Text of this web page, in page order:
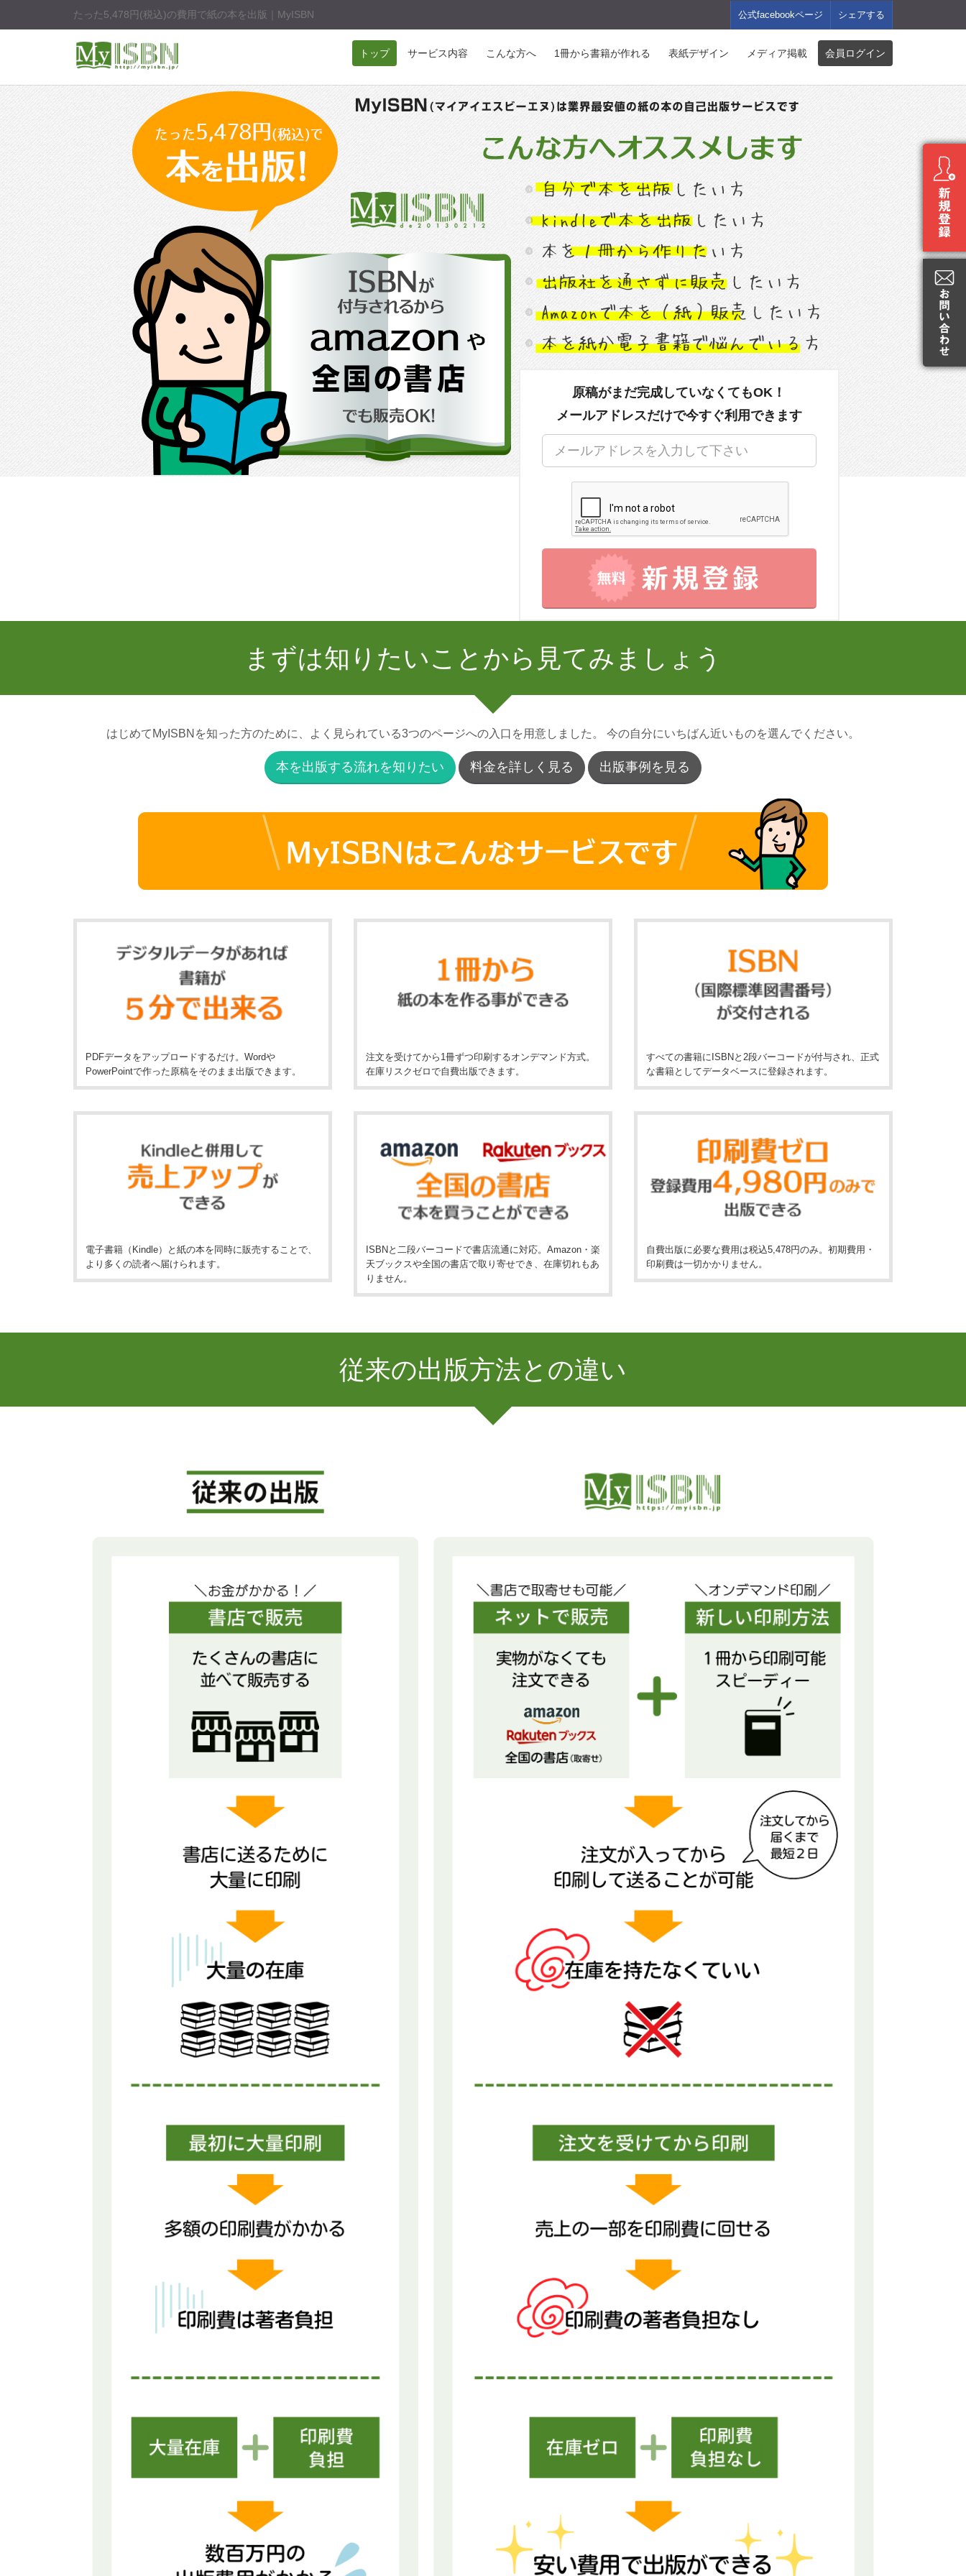
たった5,478円(税込)の費用で紙の本を出版｜MyISBN 公式facebookページ シェアする
トップ サービス内容 こんな方へ 1冊から書籍が作れる 表紙デザイン メディア掲載 会員ログイン
原稿がまだ完成していなくてもOK！
メールアドレスだけで今すぐ利用できます
まずは知りたいことから見てみましょう
はじめてMyISBNを知った方のために、よく見られている3つのページへの入口を用意しました。 今の自分にいちばん近いものを選んでください。
本を出版する流れを知りたい 料金を詳しく見る 出版事例を見る
PDFデータをアップロードするだけ。Wordや
PowerPointで作った原稿をそのまま出版できます。
注文を受けてから1冊ずつ印刷するオンデマンド方式。
在庫リスクゼロで自費出版できます。
すべての書籍にISBNと2段バーコードが付与され、正式
な書籍としてデータベースに登録されます。
電子書籍（Kindle）と紙の本を同時に販売することで、
より多くの読者へ届けられます。
ISBNと二段バーコードで書店流通に対応。Amazon・楽
天ブックスや全国の書店で取り寄せでき、在庫切れもあ
りません。
自費出版に必要な費用は税込5,478円のみ。初期費用・
印刷費は一切かかりません。
従来の出版方法との違い